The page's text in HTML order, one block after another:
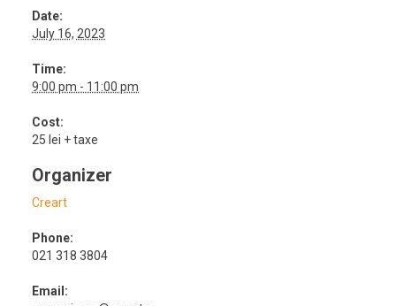
Date:
July 16, 2023
Time:
9:00 pm - 11:00 pm
Cost:
25 lei + taxe
Organizer
Creart
Phone:
021 318 3804
Email: